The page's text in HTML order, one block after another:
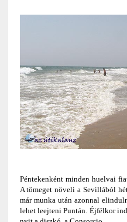
Péntekenként minden huelvai
A tömeget növeli a Sevillából
már munka után azonnal
lehet leejteni Puntán. Éjfélkor